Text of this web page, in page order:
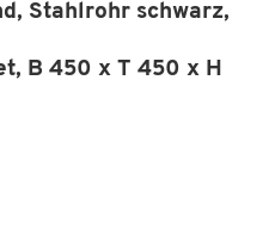
Stahlrohr schwarz,
B 450 x T 450 x H